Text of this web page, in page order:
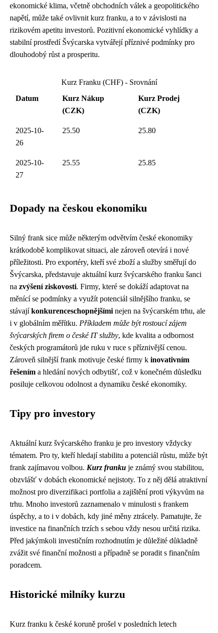
ekonomické klima, včetně obchodních válek a geopolitického
napětí, může také ovlivnit kurz franku, a to v závislosti na
rizikovém apetitu investorů. Pozitivní ekonomické vyhlídky a
stabilní prostředí Švýcarska vytvářejí příznivé podmínky pro
dlouhodobý růst a prosperitu.
Kurz Franku (CHF) - Srovnání
Datum
Kurz Nákup
(CZK)
Kurz Prodej
(CZK)
2025-10-
26
25.50 25.80
2025-10-
27
25.55 25.85
Dopady na českou ekonomiku
Silný frank sice může některým odvětvím české ekonomiky
krátkodobě komplikovat situaci, ale zároveň otevírá i nové
příležitosti. Pro exportéry, kteří své zboží a služby směřují do
Švýcarska, představuje aktuální kurz švýcarského franku šanci
na zvýšení ziskovosti. Firmy, které se dokáží adaptovat na
měnící se podmínky a využít potenciál silnějšího franku, se
stávajíkonkurenceschopnějšími nejen na švýcarském trhu, ale
i v globálním měřítku. Příkladem může být rostoucí zájem
švýcarských firem o české IT služby, kde kvalita a odbornost
českých programátorů jde ruku v ruce s příznivější cenou.
Zároveň silnější frank motivuje české firmy k inovativním
řešením a hledání nových odbytišť, což v konečném důsledku
posiluje celkovou odolnost a dynamiku české ekonomiky.
Tipy pro investory
Aktuální kurz švýcarského franku je pro investory vždycky
tématem. Pro ty, kteří hledají stabilitu a potenciál růstu, může být
frank zajímavou volbou. Kurz franku je známý svou stabilitou,
obzvlášť v dobách ekonomické nejistoty. To z něj dělá atraktivní
možnost pro diverzifikaci portfolia a zajištění proti výkyvům na
trhu. Mnoho investorů zaznamenalo v minulosti s frankem
úspěchy, a to i v dobách, kdy jiné měny ztrácely. Pamatujte, že
investice na finančních trzích s sebou vždy nesou určitá rizika.
Před jakýmkoli investičním rozhodnutím je důležité důkladně
zvážit své finanční možnosti a případně se poradit s finančním
poradcem.
Historické milníky kurzu
Kurz franku k české koruně prošel v posledních letech